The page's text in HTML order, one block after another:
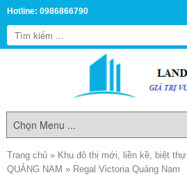
Hotline: 0986866790
Trang chủ » Khu đô thị mới, liền kề, biệt thự
QUẢNG NAM » Regal Victoria Quảng Nam